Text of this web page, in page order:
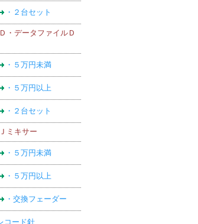
・２台セット
・データファイルＤ
・５万円未満
・５万円以上
・２台セット
ミキサー
・５万円未満
・５万円以上
・交換フェーダー
コード針